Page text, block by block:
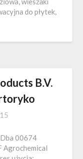
do płytek,
B.V.
Dba 00674
Agrochemical